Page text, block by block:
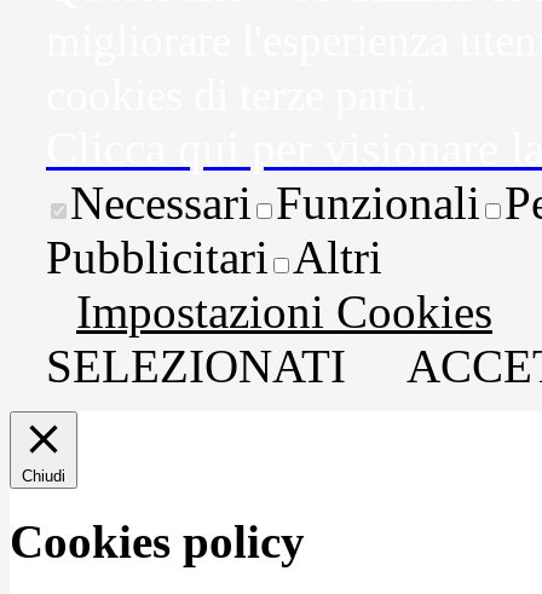
Necessari Funzionali
Pubblicitari Altri
Impostazioni Cookies
SELEZIONATI
Chiudi
Cookies policy